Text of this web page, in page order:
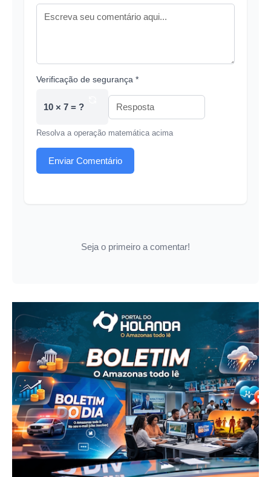
Verificação de segurança *
10 × 7 = ?
Resolva a operação matemática acima
Enviar Comentário
Seja o primeiro a comentar!